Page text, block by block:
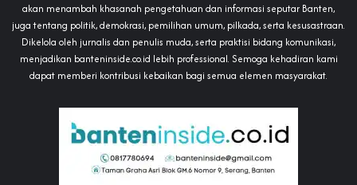
akan menambah khasanah pengetahuan dan informasi seputar Banten,
juga tentang politik, demokrasi, pemilihan umum, pilkada, serta kesusastraan.
Dikelola oleh jurnalis dan penulis muda, serta praktisi bidang komunikasi,
menjadikan banteninside.co.id lebih professional. Semoga kehadiran kami
dapat memberi kontribusi kebaikan bagi semua elemen masyarakat.